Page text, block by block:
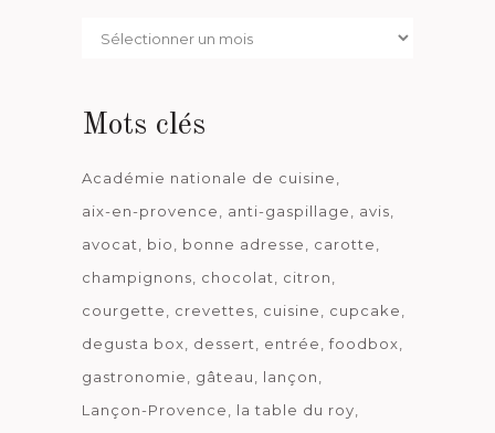
Par
Mots clés
Académie nationale de cuisine
aix-en-provence
anti-gaspillage
avis
avocat
bio bonne adresse
carotte
champignons
chocolat
citron
courgette
crevettes cuisine
cupcake
degusta box
dessert entrée
foodbox
gastronomie
gâteau
lançon
Lançon-Provence
la table du roy